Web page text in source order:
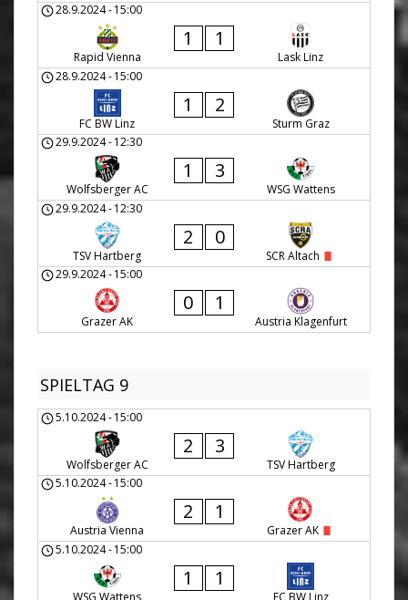
28.9.2024-15:00
Rapid Vienna
1 1
Lask Linz
28.9.2024-15:00
FC BW Linz
1 2
Sturm Graz
29.9.2024-12:30
Wolfsberger AC
1 3
WSG Wattens
29.9.2024-12:30
TSV Hartberg
2 0
SCR Altach
29.9.2024-15:00
Grazer AK
0 1
Austria Klagenfurt
SPIELTAG 9
5.10.2024-15:00
Wolfsberger AC
2 3
TSV Hartberg
5.10.2024-15:00
Austria Vienna
2 1
Grazer AK
5.10.2024-15:00
WSG Wattens
1 1
FC BW Linz